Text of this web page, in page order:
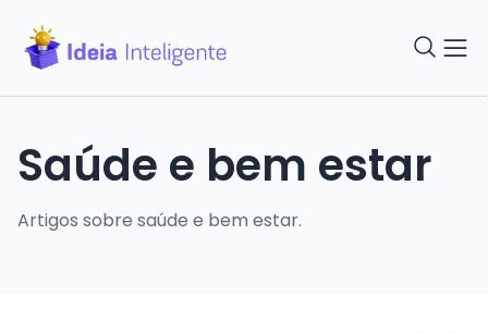
Saúde e bem estar
Artigos sobre saúde e bem estar.